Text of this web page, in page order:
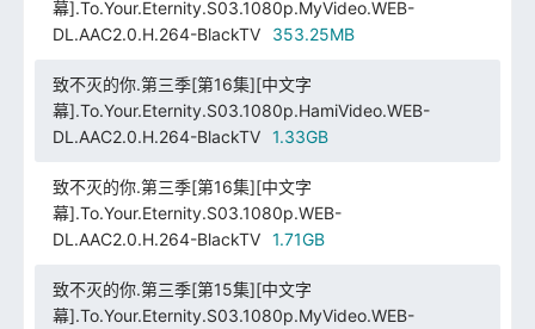
幕].To.Your.Eternity.S03.1080p.MyVideo.WEB-
DL.AAC2.0.H.264-BlackTV
353.25MB
致不灭的你.第三季[第16集][中文字
幕].To.Your.Eternity.S03.1080p.HamiVideo.WEB-
DL.AAC2.0.H.264-BlackTV
1.33GB
致不灭的你.第三季[第16集][中文字
幕].To.Your.Eternity.S03.1080p.WEB-
DL.AAC2.0.H.264-BlackTV
1.71GB
致不灭的你.第三季[第15集][中文字
幕].To.Your.Eternity.S03.1080p.MyVideo.WEB-